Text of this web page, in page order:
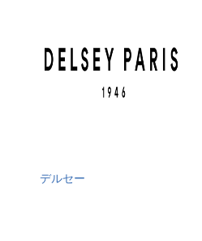
デルセー